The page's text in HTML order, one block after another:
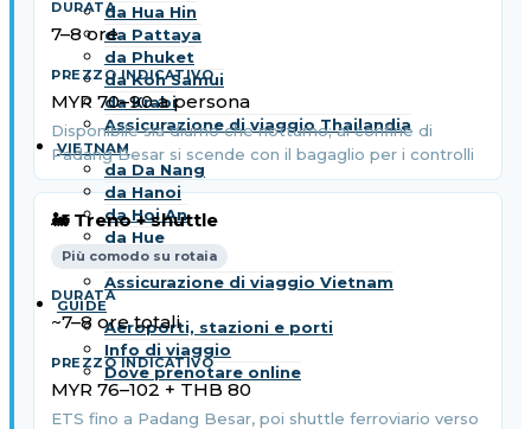
da Hua Hin
da Pattaya
da Phuket
da Koh Samui
da Krabi
Assicurazione di viaggio Thailandia
VIETNAM
da Da Nang
da Hanoi
da Hoi An
da Hue
da Saigon
Assicurazione di viaggio Vietnam
GUIDE
Aeroporti, stazioni e porti
Info di viaggio
Dove prenotare online
7–8 ore
MYR 70–90 a persona
Disponibile sia diurno che notturno; al confine di
Padang Besar si scende con il bagaglio per i controlli
🚂 Treno + shuttle
Più comodo su rotaia
~7–8 ore totali
MYR 76–102 + THB 80
ETS fino a Padang Besar, poi shuttle ferroviario verso